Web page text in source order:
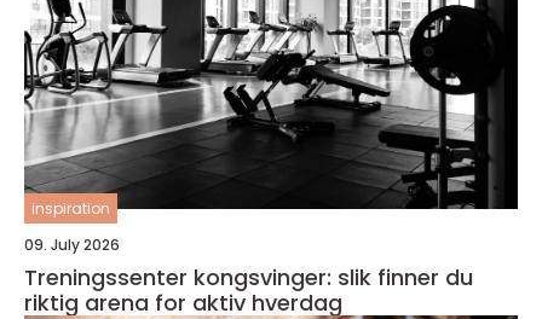
inspiration
09. July 2026
Treningssenter kongsvinger: slik finner du
riktig arena for aktiv hverdag